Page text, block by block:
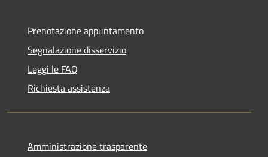
Prenotazione appuntamento
Segnalazione disservizio
Leggi le FAQ
Richiesta assistenza
Amministrazione trasparente